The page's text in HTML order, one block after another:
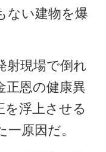
ない建物を爆
射現場で倒れ
正恩の健康異
を浮上させる
原因だ。